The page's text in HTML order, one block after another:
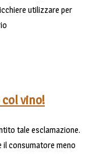
utilizzare per
vino!
tale esclamazione.
il consumatore meno